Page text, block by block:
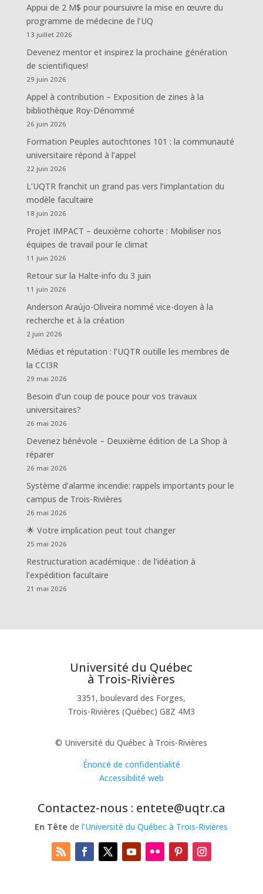
Appui de 2 M$ pour poursuivre la mise en œuvre du
programme de médecine de l’UQ
13 juillet 2026
Devenez mentor et inspirez la prochaine génération
de scientifiques!
29 juin 2026
Appel à contribution – Exposition de zines à la
bibliothèque Roy-Dénommé
26 juin 2026
Formation Peuples autochtones 101 : la communauté
universitaire répond à l’appel
22 juin 2026
L’UQTR franchit un grand pas vers l’implantation du
modèle facultaire
18 juin 2026
Projet IMPACT – deuxième cohorte : Mobiliser nos
équipes de travail pour le climat
11 juin 2026
Retour sur la Halte-info du 3 juin
11 juin 2026
Anderson Araújo-Oliveira nommé vice-doyen à la
recherche et à la création
2 juin 2026
Médias et réputation : l’UQTR outille les membres de
la CCI3R
29 mai 2026
Besoin d’un coup de pouce pour vos travaux
universitaires?
26 mai 2026
Devenez bénévole – Deuxième édition de La Shop à
réparer
26 mai 2026
Système d’alarme incendie: rappels importants pour le
campus de Trois-Rivières
26 mai 2026
🌟 Votre implication peut tout changer
25 mai 2026
Restructuration académique : de l’idéation à
l’expédition facultaire
21 mai 2026
Université du Québec
à Trois-Rivières
3351, boulevard des Forges,
Trois-Rivières (Québec) G8Z 4M3
© Université du Québec à Trois-Rivières
Énoncé de confidentialité
Accessibilité web
Contactez-nous : entete@uqtr.ca
En Tête del’Université du Québec à Trois-Rivières